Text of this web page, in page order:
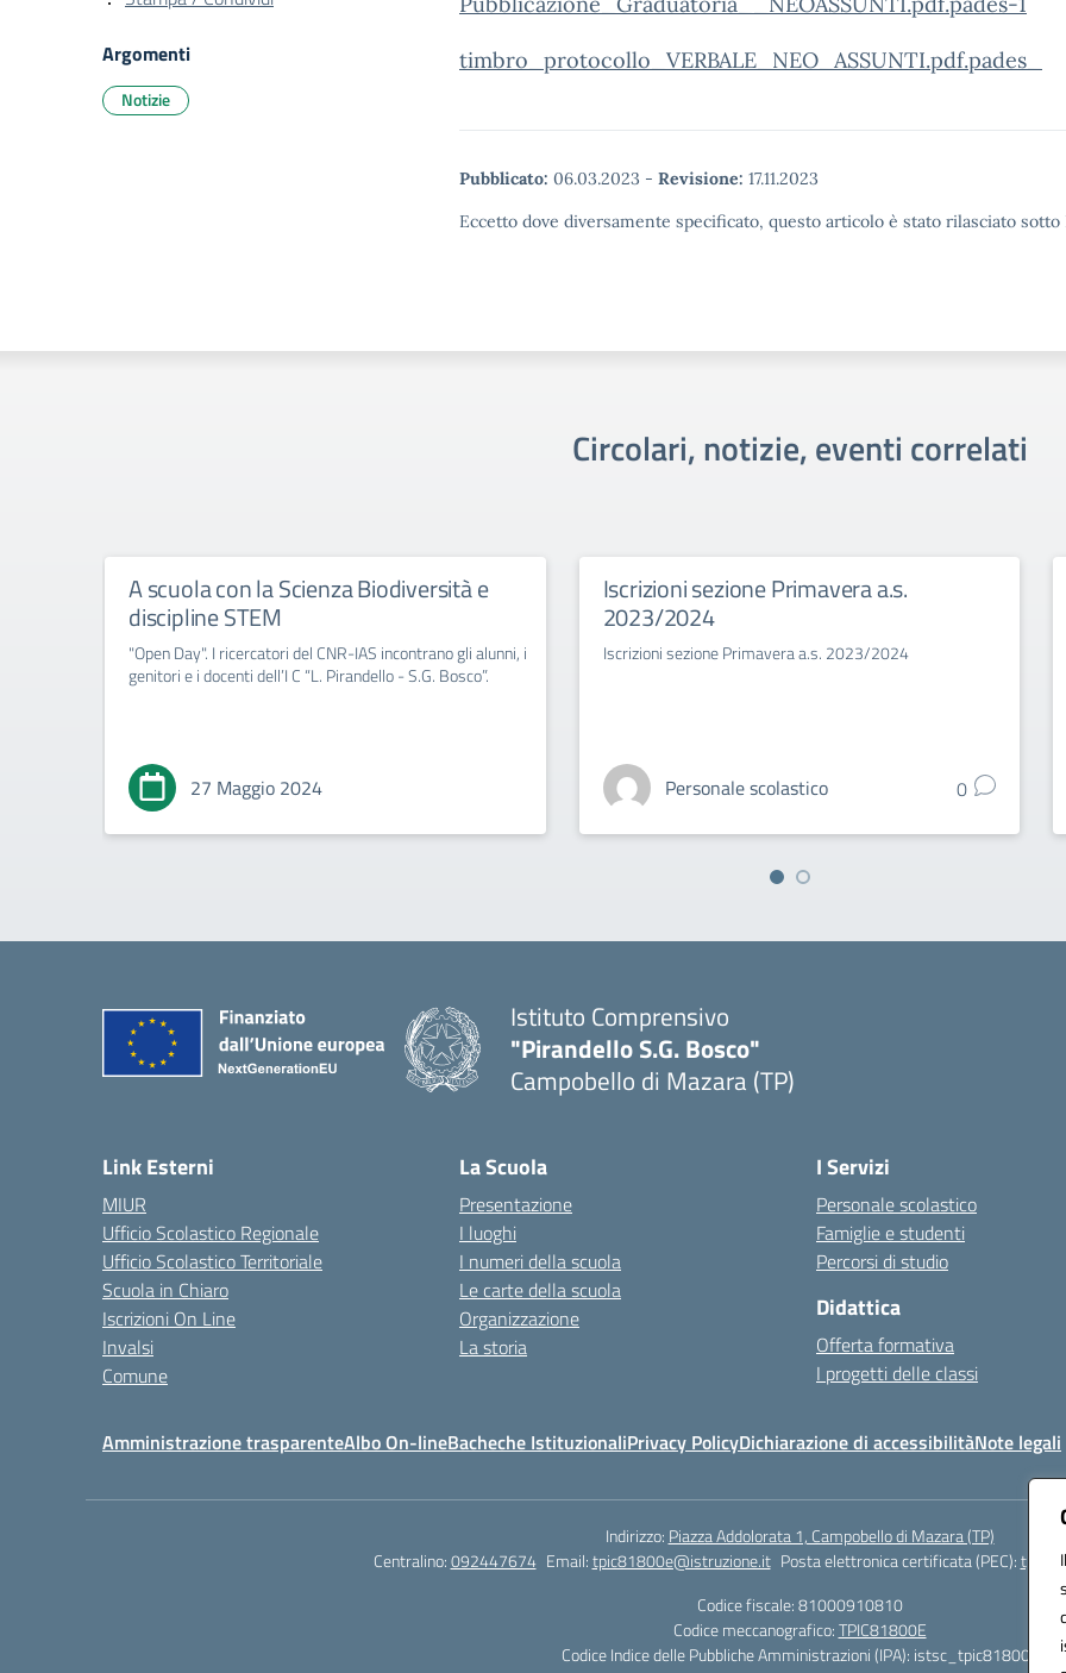
timbro_protocollo_VERBALE_NEO_ASSUNTI.pdf.pades_
Pubblicato: 06.03.2023 - Revisione: 17.11.2023
Eccetto dove diversamente specificato, questo articolo è stato rilasciato
Argomenti
Notizie
Circolari, notizie, eventi correlati
A scuola con la Scienza Biodiversità e
discipline STEM
"Open Day". I ricercatori del CNR-IAS incontrano gli alunni, i
genitori e i docenti dell’I C “L. Pirandello - S.G. Bosco”.
27 Maggio 2024
Iscrizioni sezione Primavera a.s.
2023/2024
Iscrizioni sezione Primavera a.s. 2023/2024
Personale scolastico 0
Istituto Comprensivo
"Pirandello S.G. Bosco"
Campobello di Mazara (TP)
Link Esterni
MIUR
Ufficio Scolastico Regionale
Ufficio Scolastico Territoriale
Scuola in Chiaro
Iscrizioni On Line
Invalsi
Comune
La Scuola
Presentazione
I luoghi
I numeri della scuola
Le carte della scuola
Organizzazione
La storia
I Servizi
Personale scolastico
Famiglie e studenti
Percorsi di studio
Didattica
Offerta formativa
I progetti delle classi
Amministrazione trasparenteAlbo On-lineBacheche IstituzionaliPrivacy PolicyDichiarazione di accessibilitàNote legali
Indirizzo: Piazza Addolorata 1, Campobello di Mazara (TP)
Centralino:092447674 Email:tpic81800e@istruzione.it Posta elettronica certificata (PEC):
Codice fiscale: 81000910810
Codice meccanografico:TPIC81800E
Codice Indice delle Pubbliche Amministrazioni (IPA): istsc_tpic81800e